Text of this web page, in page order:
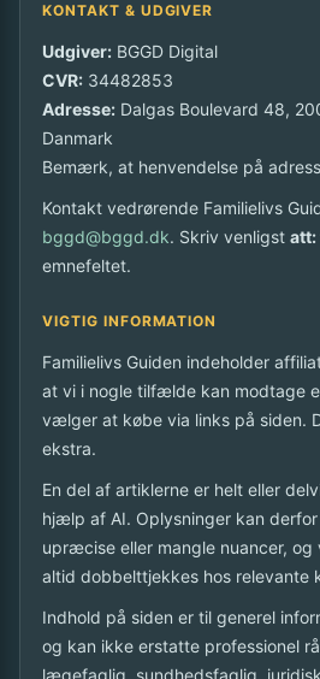
KONTAKT & UDGIVER
Udgiver: BGGD Digital
CVR: 34482853
Adresse: Dalgas Boulevard 48,
Danmark
Bemærk, at henvendelse på
Kontakt vedrørende Familielivs
bggd@bggd.dk. Skriv venligst
emnefeltet.
VIGTIG INFORMATION
Familielivs Guiden indeholder
at vi i nogle tilfælde kan modtage
vælger at købe via links på siden.
ekstra.
En del af artiklerne er helt eller
hjælp af AI. Oplysninger kan
upræcise eller mangle nuancer,
altid dobbelttjekkes hos relevante
Indhold på siden er til generel
og kan ikke erstatte professionel